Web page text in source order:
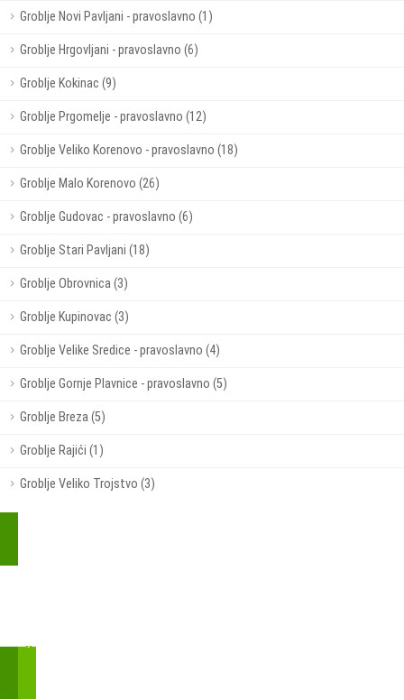
Groblje Novi Pavljani - pravoslavno (1)
Groblje Hrgovljani - pravoslavno (6)
Groblje Kokinac (9)
Groblje Prgomelje - pravoslavno (12)
Groblje Veliko Korenovo - pravoslavno (18)
Groblje Malo Korenovo (26)
Groblje Gudovac - pravoslavno (6)
Groblje Stari Pavljani (18)
Groblje Obrovnica (3)
Groblje Kupinovac (3)
Groblje Velike Sredice - pravoslavno (4)
Groblje Gornje Plavnice - pravoslavno (5)
Groblje Breza (5)
Groblje Rajići (1)
Groblje Veliko Trojstvo (3)